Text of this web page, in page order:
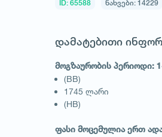
ID: 65588 ნახვები: 14229
დამატებითი
მოგზაურობის პერიოდი:
(BB)
1745 ლარი
(HB)
ფასი მოცემულია ერთ